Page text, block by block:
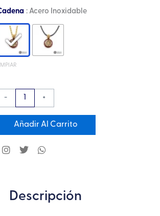
: Acero Inoxidable
- +
Añadir Al Carrito
Descripción